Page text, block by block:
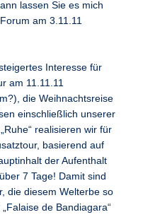
lassen Sie es mich
am 3.11.11
Interesse für
am 11.11.11
die Weihnachtsreise
einschließlich unserer
realisieren wir für
basierend auf
der Aufenthalt
7 Tage! Damit sind
die diesem Welterbe so
de Bandiagara“